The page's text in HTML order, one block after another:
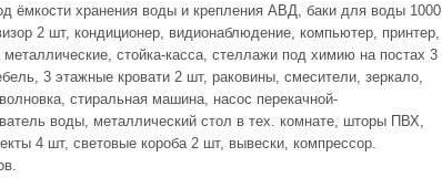
ёмкости хранения воды и крепления АВД, баки для воды 1000
2 шт, кондиционер, видионаблюдение, компьютер, принтер,
стойка-касса, стеллажи под химию на постах 3
3 этажные кровати 2 шт, раковины, смесители, зеркало,
стиральная машина, насос перекачной-
воды, металлический стол в тех. комнате, шторы ПВХ,
4 шт, световые короба 2 шт, вывески, компрессор.